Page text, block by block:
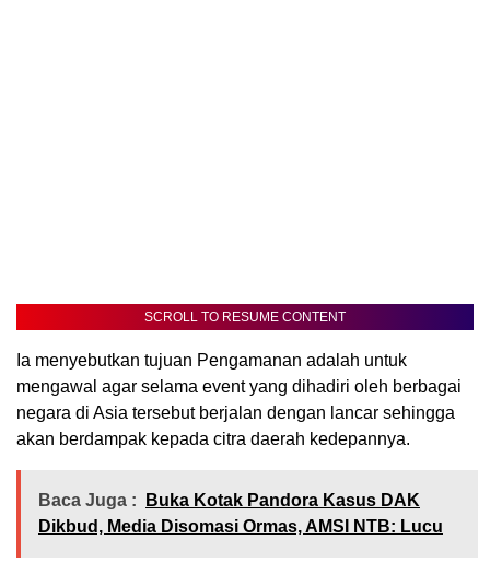
SCROLL TO RESUME CONTENT
Ia menyebutkan tujuan Pengamanan adalah untuk
mengawal agar selama event yang dihadiri oleh berbagai
negara di Asia tersebut berjalan dengan lancar sehingga
akan berdampak kepada citra daerah kedepannya.
Baca Juga :
Buka Kotak Pandora Kasus DAK
Dikbud, Media Disomasi Ormas, AMSI NTB: Lucu